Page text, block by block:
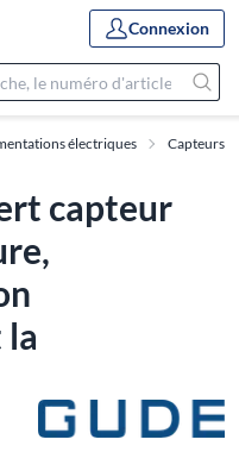
Connexion
électriques Capteurs
capteur